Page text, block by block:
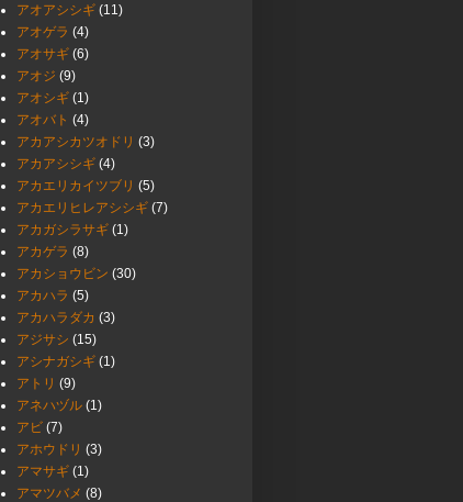
アオアシシギ (11)
アオゲラ (4)
アオサギ (6)
アオジ (9)
アオシギ (1)
アオバト (4)
アカアシカツオドリ (3)
アカアシシギ (4)
アカエリカイツブリ (5)
アカエリヒレアシシギ (7)
アカガシラサギ (1)
アカゲラ (8)
アカショウビン (30)
アカハラ (5)
アカハラダカ (3)
アジサシ (15)
アシナガシギ (1)
アトリ (9)
アネハヅル (1)
アビ (7)
アホウドリ (3)
アマサギ (1)
アマツバメ (8)